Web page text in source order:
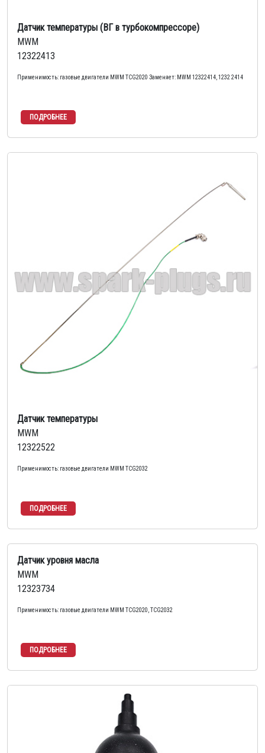
Датчик температуры (ВГ в турбокомпрессоре)
MWM
12322413
Применимость: газовые двигатели MWM TCG2020 Заменяет: MWM 12322414, 1232 2414
Датчик температуры
MWM
12322522
Применимость: газовые двигатели MWM TCG2032
Датчик уровня масла
MWM
12323734
Применимость: газовые двигатели MWM TCG2020, TCG2032